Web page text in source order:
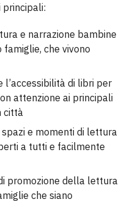
principali:
e narrazione bambine
che vivono
di libri per
attenzione ai principali
città
e momenti di lettura
a tutti e facilmente
promozione della lettura
che siano